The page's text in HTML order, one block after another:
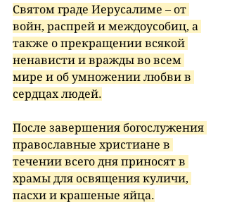
Святом граде Иерусалиме – от
войн, распрей и междоусобиц, а
также о прекращении всякой
ненависти и вражды во всем
мире и об умножении любви в
сердцах людей.
После завершения богослужения
православные христиане в
течении всего дня приносят в
храмы для освящения куличи,
пасхи и крашеные яйца.